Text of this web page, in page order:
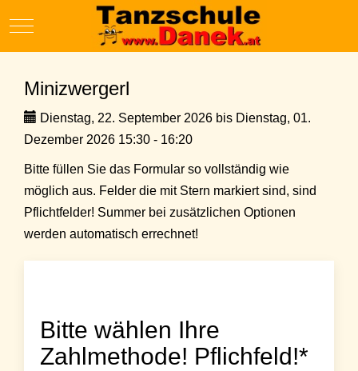
Mobile Menu Toggle
Minizwergerl
Dienstag, 22. September 2026 bis Dienstag, 01.
Dezember 2026 15:30 - 16:20
Bitte füllen Sie das Formular so vollständig wie
möglich aus. Felder die mit Stern markiert sind, sind
Pflichtfelder! Summer bei zusätzlichen Optionen
werden automatisch errechnet!
Bitte wählen Ihre
Zahlmethode! Pflichfeld!*